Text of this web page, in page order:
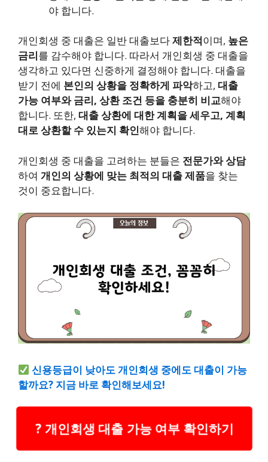
야 합니다.
개인회생 중 대출은 일반 대출보다제한적이며, 높은
금리를 감수해야 합니다. 따라서 개인회생 중 대출을
생각하고 있다면 신중하게 결정해야 합니다. 대출을
받기 전에 본인의 상황을 정확하게 파악하고, 대출
가능 여부와 금리, 상환 조건 등을 충분히 비교해야
합니다. 또한, 대출 상환에 대한 계획을 세우고, 계획
대로 상환할 수 있는지 확인해야 합니다.
개인회생 중 대출을 고려하는 분들은 전문가와 상담
하여 개인의 상황에 맞는 최적의 대출 제품을 찾는
것이 중요합니다.
신용등급이 낮아도 개인회생 중에도 대출이 가능
할까요? 지금 바로 확인해보세요!
? 개인회생 대출 가능 여부 확인하기